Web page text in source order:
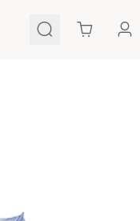
Cart